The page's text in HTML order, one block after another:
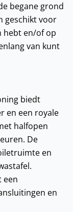
begane grond
geschikt voor
hebt en/of op
van kunt
biedt
en een royale
halfopen
De
en
een
en